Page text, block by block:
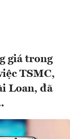
giá trong
TSMC,
Loan, đã